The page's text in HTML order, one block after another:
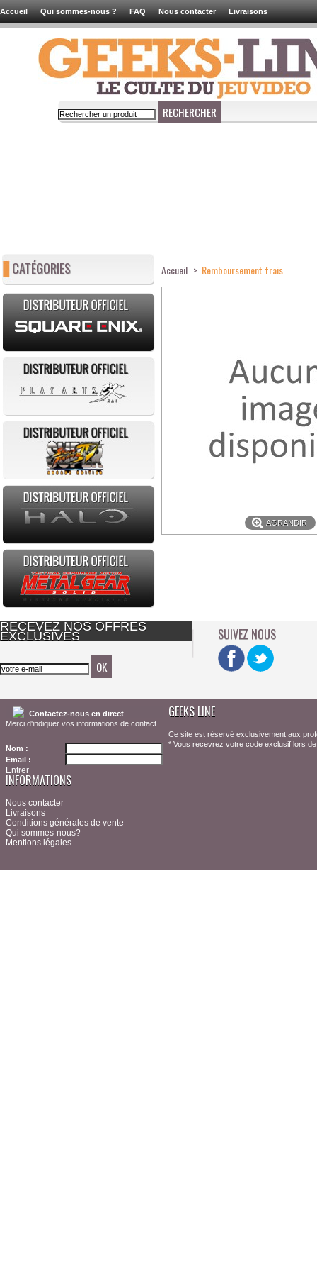
Accueil Qui sommes-nous ? FAQ Nous contacter Livraisons
CATÉGORIES Accueil > Remboursement frais
AGRANDIR
RECEVEZ NOS OFFRES
EXCLUSIVES SUIVEZ NOUS
Contactez-nous en direct
Merci d'indiquer vos informations de contact.
Nom :
Email :
Entrer
INFORMATIONS
Nous contacter
Livraisons
Conditions générales de vente
Qui sommes-nous?
Mentions légales
GEEKS LINE
Ce site est réservé exclusivement aux
* Vous recevrez votre code exclusif lors